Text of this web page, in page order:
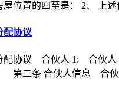
屋位置的四至是： 2、 上
配协议
配协议 合伙人 1: 合伙人
第二条 合伙人信息 合